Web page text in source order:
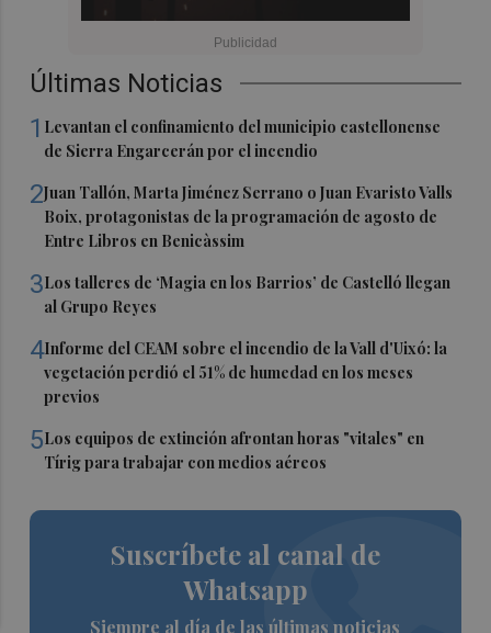
Últimas Noticias
1 Levantan el confinamiento del municipio castellonense
de Sierra Engarcerán por el incendio
2Juan Tallón, Marta Jiménez Serrano o Juan Evaristo Valls
Boix, protagonistas de la programación de agosto de
Entre Libros en Benicàssim
3Los talleres de ‘Magia en los Barrios’ de Castelló llegan
al Grupo Reyes
4Informe del CEAM sobre el incendio de la Vall d'Uixó: la
vegetación perdió el 51% de humedad en los meses
previos
5Los equipos de extinción afrontan horas "vitales" en
Tírig para trabajar con medios aéreos
Suscríbete al canal de
Whatsapp
Siempre al día de las últimas noticias